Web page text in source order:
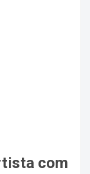
com